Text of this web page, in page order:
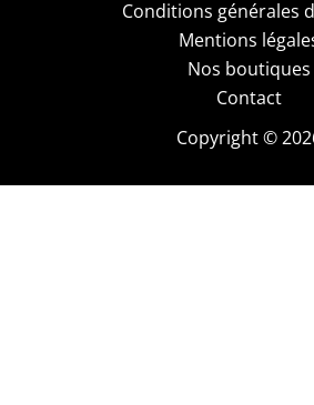
Conditions générales
Mentions
Nos boutiques
Contact
Copyright ©